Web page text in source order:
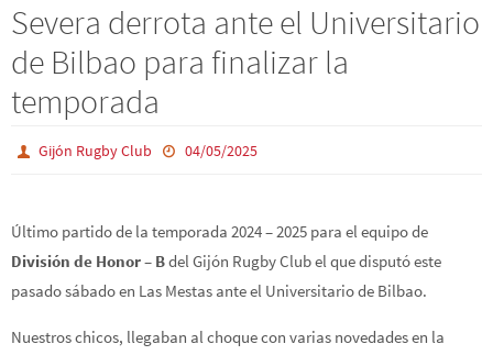
Severa derrota ante el Universitario
de Bilbao para finalizar la
temporada
Gijón Rugby Club 04/05/2025
Último partido de la temporada 2024 – 2025 para el equipo de
División de Honor – Bdel Gijón Rugby Club el que disputó este
pasado sábado en Las Mestas ante el Universitario de Bilbao.
Nuestros chicos, llegaban al choque con varias novedades en la